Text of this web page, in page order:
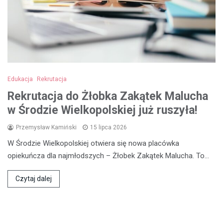
Edukacja Rekrutacja
Rekrutacja do Żłobka Zakątek Malucha
w Środzie Wielkopolskiej już ruszyła!
Przemysław Kamiński 15 lipca 2026
W Środzie Wielkopolskiej otwiera się nowa placówka
opiekuńcza dla najmłodszych – Żłobek Zakątek Malucha. To…
Czytaj dalej